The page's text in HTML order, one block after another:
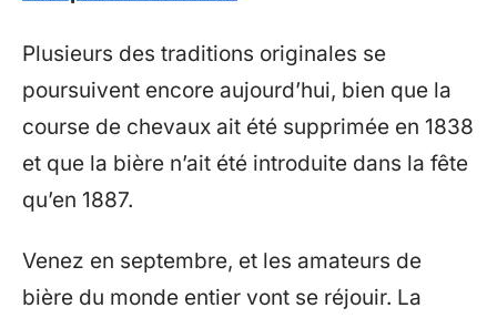
Plusieurs des traditions originales se
poursuivent encore aujourd’hui, bien que la
course de chevaux ait été supprimée en 1838
et que la bière n’ait été introduite dans la fête
qu’en 1887.
Venez en septembre, et les amateurs de
bière du monde entier vont se réjouir. La